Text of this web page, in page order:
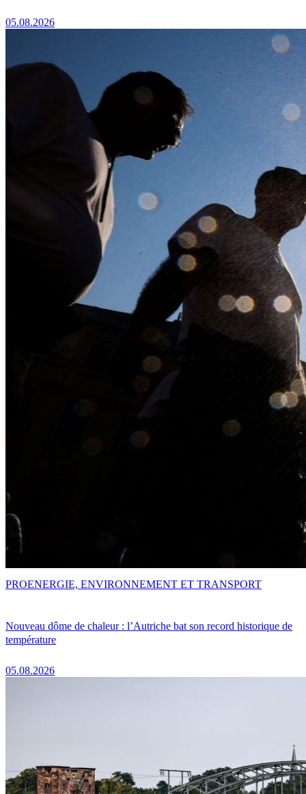
05.08.2026
Nouveau dôme de chaleur : l’Autriche bat son record historique de
température
05.08.2026
PROENERGIE, ENVIRONNEMENT ET TRANSPORT